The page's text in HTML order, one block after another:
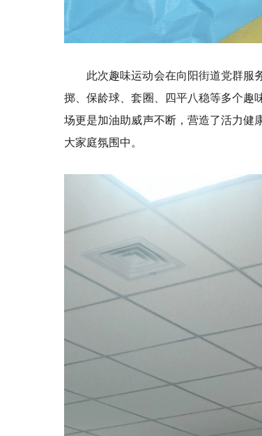
此次趣味运动会在向阳街道党群服
掷、保龄球、套圈、四平八稳等多个趣
场更是加油助威声不断，营造了活力健
大家庭氛围中。